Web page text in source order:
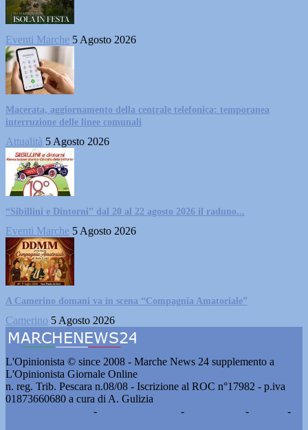
Eventi Marche 5 Agosto 2026
Macerata, aggiornamento della centrale telefonica: temporanea
interruzione delle linee comunali
Attualità 5 Agosto 2026
“Sibillini e Dintorni” dal 20 al 22 agosto 2026 il raduno...
Eventi Marche 5 Agosto 2026
A Camerino domani va in scena “Compagnia Amatoriale”
Camerino 5 Agosto 2026
L'Opinionista © since 2008 - Marche News 24 supplemento a
L'Opinionista Giornale Online
n. reg. Trib. Pescara n.08/08 - Iscrizione al ROC n°17982 - p.iva
01873660680 a cura di A. Gulizia
- - -
-